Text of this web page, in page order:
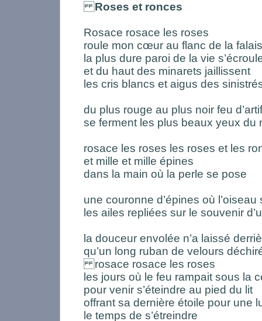
Roses et ronces
Rosace rosace les roses
roule mon cœur au flanc de la
la plus dure paroi de la vie
et du haut des minarets jaillissent
les cris blancs et aigus des
du plus rouge au plus noir feu
se ferment les plus beaux yeux du
rosace les roses les roses et les
et mille et mille épines
dans la main où la perle se pose
une couronne d’épines où l’oiseau
les ailes repliées sur le souvenir
la douceur envolée n’a laissé
qu’un long ruban de velours
rosace rosace les roses
les jours où le feu rampait sous la
pour venir s’éteindre au pied du lit
offrant sa dernière étoile pour une
le temps de s’étreindre